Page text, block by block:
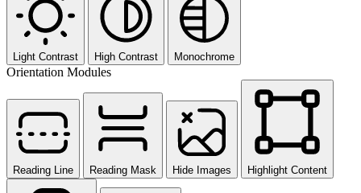
Light Contrast High Contrast Monochrome
Orientation Modules
Reading Line Reading Mask Hide Images Highlight Content